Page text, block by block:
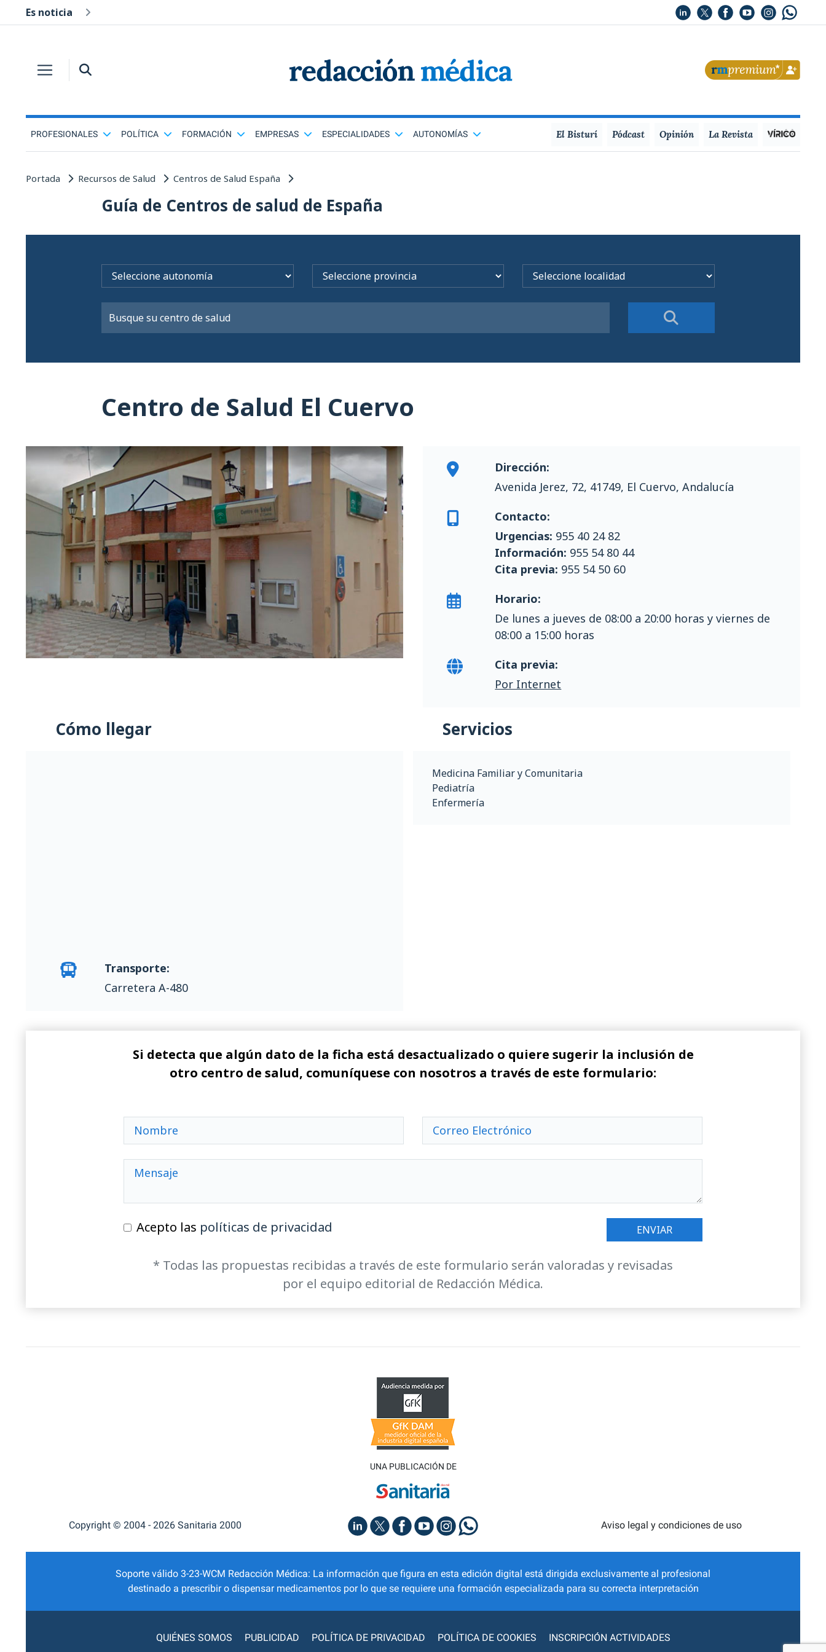
Es noticia
PROFESIONALES POLÍTICA FORMACIÓN EMPRESAS ESPECIALIDADES AUTONOMÍAS El Bisturí Pódcast Opinión La Revista
Portada Recursos de Salud Centros de Salud España
Guía de Centros de salud de España
Centro de Salud El Cuervo
Dirección:
Avenida Jerez, 72, 41749, El Cuervo, Andalucía
Contacto:
Urgencias: 955 40 24 82
Información: 955 54 80 44
Cita previa: 955 54 50 60
Horario:
De lunes a jueves de 08:00 a 20:00 horas y viernes de
08:00 a 15:00 horas
Cita previa:
Por Internet
Cómo llegar
Transporte:
Carretera A-480
Servicios
Medicina Familiar y Comunitaria
Pediatría
Enfermería
Si detecta que algún dato de la ficha está desactualizado o quiere sugerir la inclusión de
otro centro de salud, comuníquese con nosotros a través de este formulario:
Acepto las políticas de privacidad
* Todas las propuestas recibidas a través de este formulario serán valoradas y revisadas
por el equipo editorial de Redacción Médica.
UNA PUBLICACIÓN DE
Copyright © 2004 - 2026 Sanitaria 2000 Aviso legal y condiciones de uso
Soporte válido 3-23-WCM Redacción Médica: La información que figura en esta edición digital está dirigida exclusivamente al profesional
destinado a prescribir o dispensar medicamentos por lo que se requiere una formación especializada para su correcta interpretación
QUIÉNES SOMOS PUBLICIDAD POLÍTICA DE PRIVACIDAD POLÍTICA DE COOKIES INSCRIPCIÓN ACTIVIDADES